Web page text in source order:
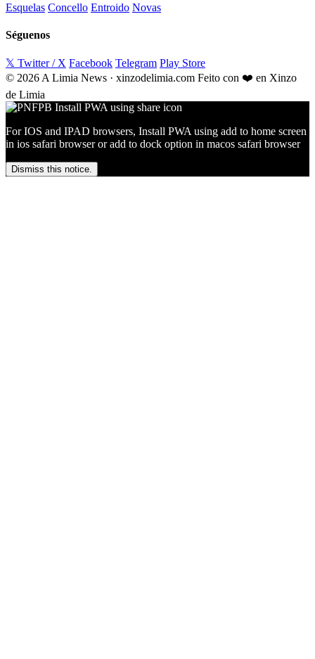
Esquelas Concello Entroido Novas
Séguenos
𝕏 Twitter / X Facebook Telegram Play Store
© 2026 A Limia News · xinzodelimia.com Feito con ❤️ en Xinzo
de Limia
For IOS and IPAD browsers, Install PWA using add to home screen
in ios safari browser or add to dock option in macos safari browser
Dismiss this notice.